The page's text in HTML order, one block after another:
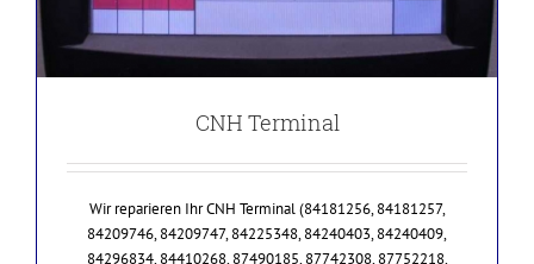
CNH Terminal
Wir reparieren Ihr CNH Terminal (84181256, 84181257,
84209746, 84209747, 84225348, 84240403, 84240409,
84296834, 84410268, 87490185, 87742308, 87752218,